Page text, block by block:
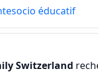
éducatif
Switzerland